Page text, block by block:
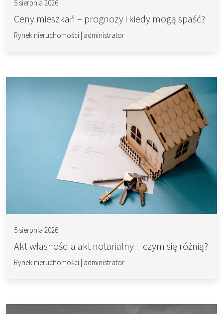
5 sierpnia 2026
Ceny mieszkań – prognozy i kiedy mogą spaść?
Rynek nieruchomości| administrator
5 sierpnia 2026
Akt własności a akt notarialny – czym się różnią?
Rynek nieruchomości| administrator